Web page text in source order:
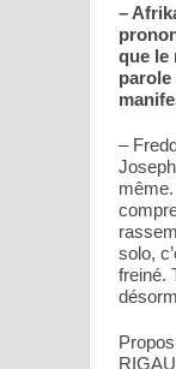
–
que le
parole
–
même.
solo,
freiné.